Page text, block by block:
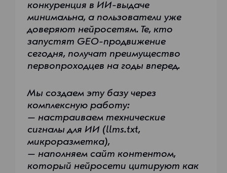
конкуренция в ИИ-выдаче
минимальна, а пользователи уже
доверяют нейросетям. Те, кто
запустят GEO-продвижение
сегодня, получат преимущество
первопроходцев на годы вперед.
Мы создаем эту базу через
комплексную работу:
— настраиваем технические
сигналы для ИИ (llms.txt,
микроразметка),
— наполняем сайт контентом,
который нейросети цитируют как